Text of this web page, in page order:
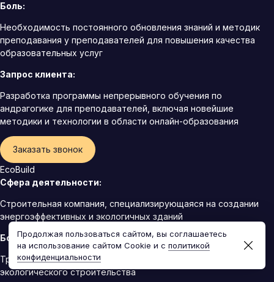
Боль:
Необходимость постоянного обновления знаний и методик
преподавания у преподавателей для повышения качества
образовательных услуг
Запрос клиента:
Разработка программы непрерывного обучения по
андрагогике для преподавателей, включая новейшие
методики и технологии в области онлайн-образования
Заказать звонок
EcoBuild
Сфера деятельности:
Строительная компания, специализирующаяся на создании
энергоэффективных и экологичных зданий
Боль:
Трудности с поиском и наймом специалистов в области
экологического строительства
Продолжая пользоваться сайтом, вы соглашаетесь
на использование сайтом Cookie и с политикой
конфиденциальности